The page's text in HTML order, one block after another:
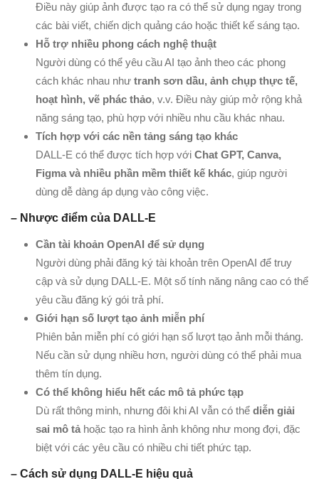
Điều này giúp ảnh được tạo ra có thể sử dụng ngay trong
các bài viết, chiến dịch quảng cáo hoặc thiết kế sáng tạo.
Hỗ trợ nhiều phong cách nghệ thuật
Người dùng có thể yêu cầu AI tạo ảnh theo các phong
cách khác nhau như tranh sơn dầu, ảnh chụp thực tế,
hoạt hình, vẽ phác thảo, v.v. Điều này giúp mở rộng khả
năng sáng tạo, phù hợp với nhiều nhu cầu khác nhau.
Tích hợp với các nền tảng sáng tạo khác
DALL-E có thể được tích hợp với Chat GPT, Canva,
Figma và nhiều phần mềm thiết kế khác, giúp người
dùng dễ dàng áp dụng vào công việc.
– Nhược điểm của DALL-E
Cần tài khoản OpenAI để sử dụng
Người dùng phải đăng ký tài khoản trên OpenAI để truy
cập và sử dụng DALL-E. Một số tính năng nâng cao có thể
yêu cầu đăng ký gói trả phí.
Giới hạn số lượt tạo ảnh miễn phí
Phiên bản miễn phí có giới hạn số lượt tạo ảnh mỗi tháng.
Nếu cần sử dụng nhiều hơn, người dùng có thể phải mua
thêm tín dụng.
Có thể không hiểu hết các mô tả phức tạp
Dù rất thông minh, nhưng đôi khi AI vẫn có thể diễn giải
sai mô tả hoặc tạo ra hình ảnh không như mong đợi, đặc
biệt với các yêu cầu có nhiều chi tiết phức tạp.
– Cách sử dụng DALL-E hiệu quả